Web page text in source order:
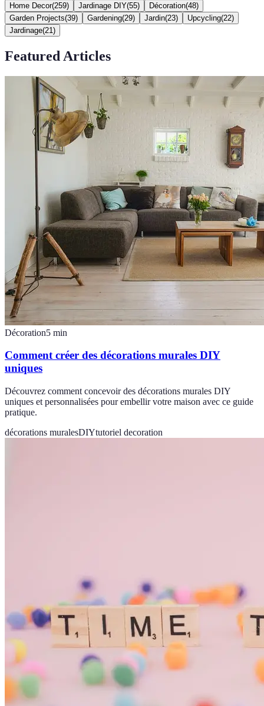
Home Decor(259) Jardinage DIY(55) Décoration(48)
Garden Projects(39) Gardening(29) Jardin(23) Upcycling(22)
Jardinage(21 )
Featured Articles
Décoration5 min
Comment créer des décorations murales DIY
uniques
Découvrez comment concevoir des décorations murales DIY
uniques et personnalisées pour embellir votre maison avec ce guide
pratique.
décorations muralesDIYtutoriel decoration